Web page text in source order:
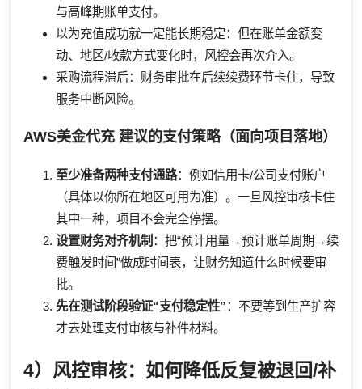
与高峰期账单支付。
以为充值成功就一定能长期稳定：但在账单金额变
动、地区/收款方式变化时，风控会再次介入。
采购流程滞后：财务审批在后续续费环节卡住，导致
服务中断风险。
AWS美金代充 建议的支付策略（面向项目落地）
至少准备两种支付通路：例如信用卡/公司支付账户
（具体以你所在地区可用为准）。一旦风控审核卡住
其中一种，项目不会完全停摆。
设置财务对齐机制 ：把“预计用量→预计账单周期→续
费触发时间”做成时间表，让财务知道什么时候要审
批。
先在测试阶段验证“支付稳定性”：不要等到生产扩容
才去处理支付审核与补件材料。
4）风控审核：如何降低反复被退回/补